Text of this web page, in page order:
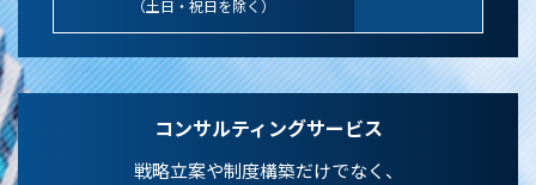
（土日・祝日を除く）
コンサルティングサービス
戦略立案や制度構築だけでなく、